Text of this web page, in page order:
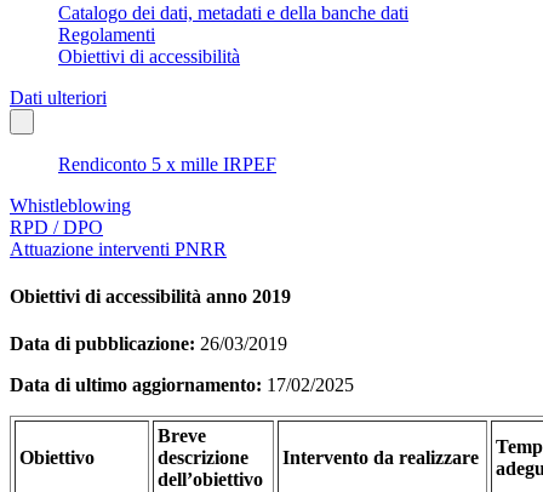
Catalogo dei dati, metadati e della banche dati
Regolamenti
Obiettivi di accessibilità
Dati ulteriori
Rendiconto 5 x mille IRPEF
Whistleblowing
RPD / DPO
Attuazione interventi PNRR
Obiettivi di accessibilità anno 2019
Data di pubblicazione: 26/03/2019
Data di ultimo aggiornamento: 17/02/2025
Obiettivo
Breve
descrizione
dell’obiettivo
Intervento da realizzare